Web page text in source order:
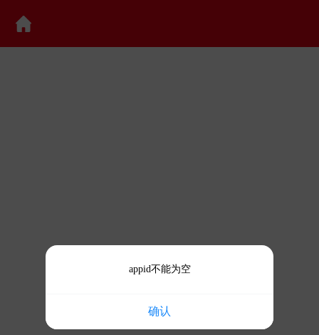
appid不能为空
确认